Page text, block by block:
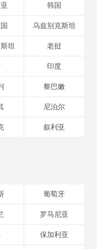
韩国
乌兹别克斯坦
坦 老挝
印度
黎巴嫩
尼泊尔
叙利亚
葡萄牙
罗马尼亚
保加利亚